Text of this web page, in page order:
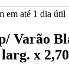
em até 1 dia útil
Varão
x